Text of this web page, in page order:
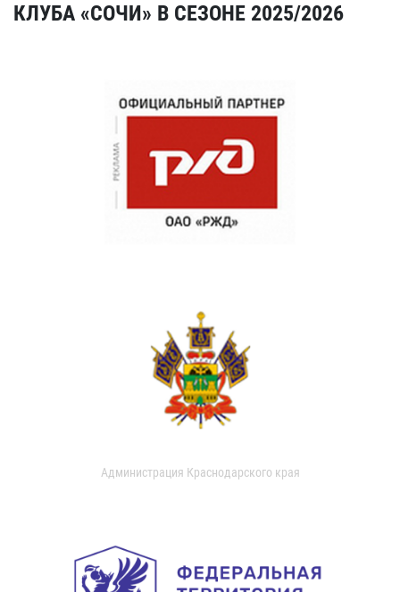
КЛУБА «СОЧИ» В СЕЗОНЕ 2025/2026
Администрация Краснодарского края